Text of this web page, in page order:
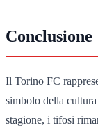
Conclusione
Il Torino FC
simbolo della
stagione, i tifosi